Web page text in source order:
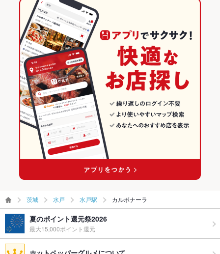
茨城 水戸 水戸駅 カルボナーラ
夏のポイント還元祭2026
最大15,000ポイント還元